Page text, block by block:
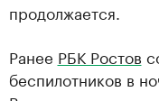
продолжается.
Ранее РБК Ростов
беспилотников в